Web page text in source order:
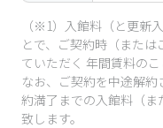
（※1）入館料（と更新
とで、ご契約時（また
ていただく 年間賃料のこ
なお、ご契約を中途解
約満了までの入館料（
致します。